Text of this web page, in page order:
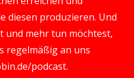
diesen produzieren. Und
und mehr tun möchtest,
regelmäßig an uns
podcast.